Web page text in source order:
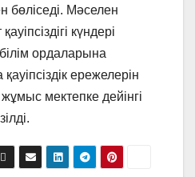
бөліседі. Мәселен
күндері
ордаларына
ережелерін
жұмыс мектепке дейінгі